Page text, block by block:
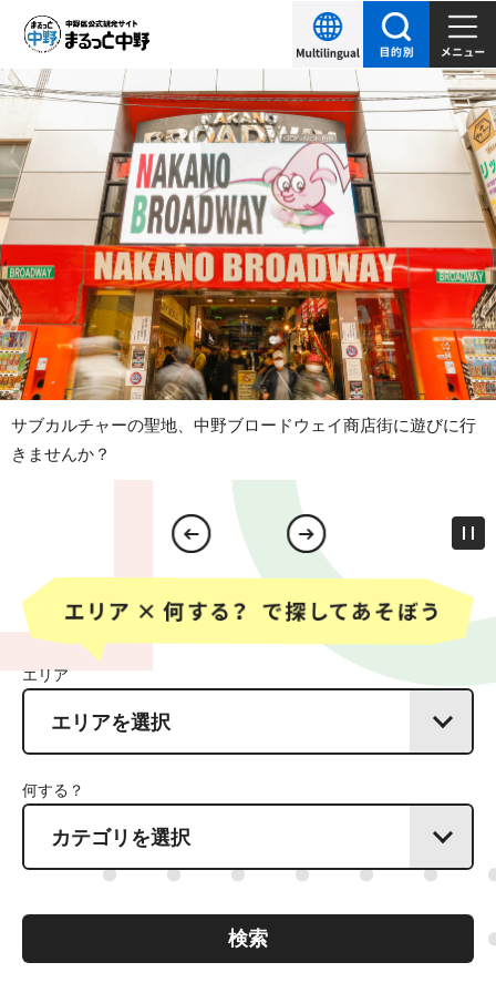
ペ
ー
ジ
の
先
頭
で
す
本
文
こ
こ
か
ら
ブ
ラ
ン
デ
ィ
ン
グ
エ
リ
サブカルチャーの聖地、中野ブロードウェイ商店街に遊びに行
きませんか？
検
索
エ
ア
エリア
何する？